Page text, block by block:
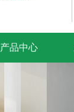
产品中心